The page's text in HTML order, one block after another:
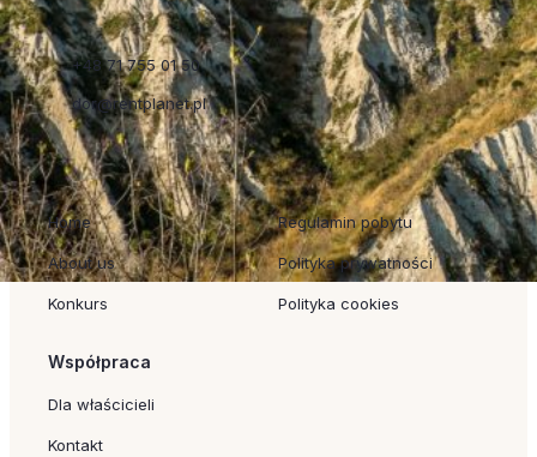
+48 71 755 01 50
dor@rentplanet.pl
Szybkie linki
Home
About us
Konkurs
Regulaminy
Regulamin pobytu
Polityka prywatności
Polityka cookies
Współpraca
Dla właścicieli
Kontakt